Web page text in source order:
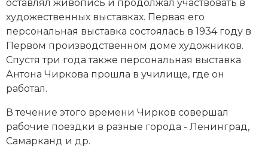
Южная Америка
оставлял живопись и продолжал участвовать в
художественных выставках. Первая его
персональная выставка состоялась в 1934 году в
Первом производственном доме художников.
Спустя три года также персональная выставка
Антона Чиркова прошла в училище, где он
работал.
В течение этого времени Чирков совершал
рабочие поездки в разные города - Ленинград,
Самарканд и др.